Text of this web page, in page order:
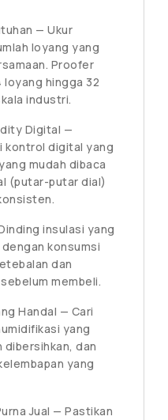
— Ukur
loyang yang
Proofer
hingga 32
industri.
Digital —
kontrol digital yang
mudah dibaca
(putar-putar dial)
insulasi yang
konsumsi
dan
membeli.
Handal — Cari
yang
dibersihkan, dan
yang
Jual — Pastikan